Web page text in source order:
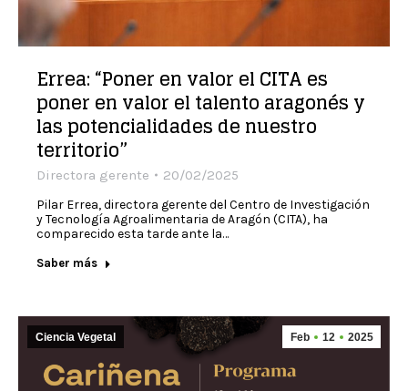
Errea: “Poner en valor el CITA es
poner en valor el talento aragonés y
las potencialidades de nuestro
territorio”
Directora gerente 20/02/2025
Pilar Errea, directora gerente del Centro de Investigación
y Tecnología Agroalimentaria de Aragón (CITA), ha
comparecido esta tarde ante la…
Saber más
Feb 12 2025
Ciencia Vegetal